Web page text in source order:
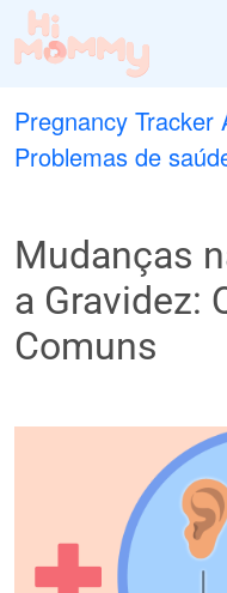
Pregnancy Tracker
Problemas de
Mudanças
a Gravidez:
Comuns